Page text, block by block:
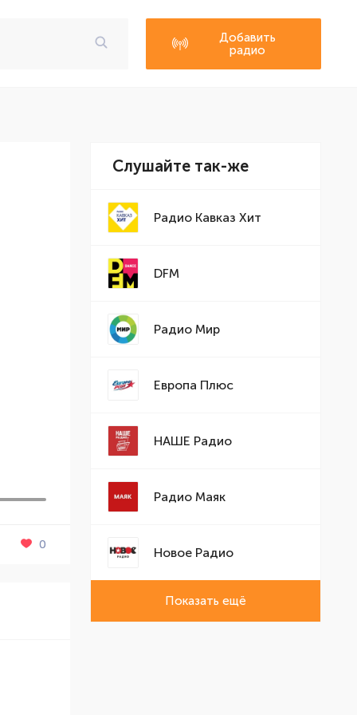
Добавить
радио
0
Слушайте так-же
Радио Кавказ Хит
DFM
Радио Мир
Европа Плюс
НАШЕ Радио
Радио Маяк
Новое Радио
Показать ещё